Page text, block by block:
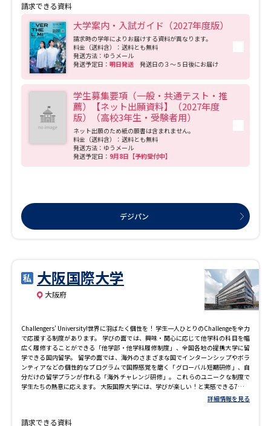
解決する力を養う国際的なプログラムや、地域連携や全国大会出場をめざしてロボ
ットや人力飛行機、ソーラーカーを開発するプロジェクト活動など、積極的にやり
たいことに挑戦できるよう、大学をあげて学生の活動をサポートする環境が整って
おり、仲間との取り組みで社会に必要な能力を養います。 【大阪工業大学の『超』
成長に注目！】 ■ロボティクス＆デザイン工学部 システムデザイン工学科に3コー
ス開設！ 2027年4月、ロボティクス＆デザイン工学部 システムデザイン工学科に
「知能工学コース」「人間情報工学コース」「デジタルツインコース」の3つのコー
スを開設します。1・2年次には、プログラミングやAI、機械・電気の基礎知識の修
得のため、実験や演習を通じて幅広く学びます。3年次から、自分の興味ある専門分
野を深く集中的に学ぶためにコースに分かれ、専門性を活かしたフィールドで活躍
する人材を育成します。 ■工学部 電気電子システム工学科・電子情報システム工学
科で学科横断・融合型の新しい教育研究システム「e-tech Fusion スキーム」がスタ
ート 2027年4月、電気電子システム工学科・電子情報システム工学科では、両学科
の学びのつながりや重なり合う領域を体系化し、学科横断・融合型の新しい教育・
研究システム「e-Tech Fusion スキーム」がスタートします。それぞれの専門性を活
かしつつ電気電子分野だからこその幅広い領域を網羅し、コアとなる科目を2学科横
断で学修。光・ロボット・半導体を自在に操る次世代エンジニアの育成をめざしま
しても使用されます。 ■情報科学部にゲームサイエンスコース（全学科対象）を開
設！ 2026年4月、情報科学部に全学科対象の「ゲームサイエンスコース」を開設。
ゲーム制作に特化した本学部独自の実践型「教育プログラム」が始動します。
請求できる資料
大学案内・入試ガイド（2027年度版）
請求時の学年によりお届けする資料が異なります。
料金（送料含）：送料とも無料
発送方法：ゆうメール
発送予定日： 明日発送 発送日の３～５日後にお届け
学生募集要項（一般・共通テスト・推
薦）【ネット出願資料】（2027年度
版）（高校3年生・受験者用）
ネット出願のため紙の願書は含まれません。
料金（送料含）：送料とも無料
発送方法：ゆうメール
発送予定日： 9月8日【予約受付中】
デジパン
大阪国際大学
大阪府
Challengers' University!世界に羽ばたく個性を！ 学生一人ひとりのChallengeを全力
で応援する制度があります。 学びの面では、興味・関心に応じて他学科の科目を幅
広く履修することができる「他学部・他学科履修制度」、全国各地の提携大学に留
学できる国内留学。 留学の面では、海外のさまざまな国でインターンシップやボラ
ンティアなどの個性的なプログラムで国際感覚を磨く「グローバル短期研修」、自
分だけの留学プランが作れる「海外チャレンジ研修」。 これらのユニークな制度で
学生たちの熱意に応えます。 大阪国際大学には、学びが楽しい！と実感できる7つの
学科があります。どの学科も皆さんの興味や好奇心を刺激してくれます。ぜひ大学案
詳細情報を見る
請求できる資料